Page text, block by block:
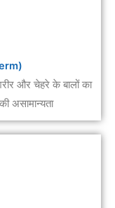
और चेहरे के बालों का
असामान्यता